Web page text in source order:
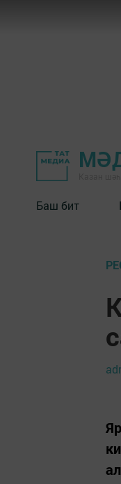
Баш бит